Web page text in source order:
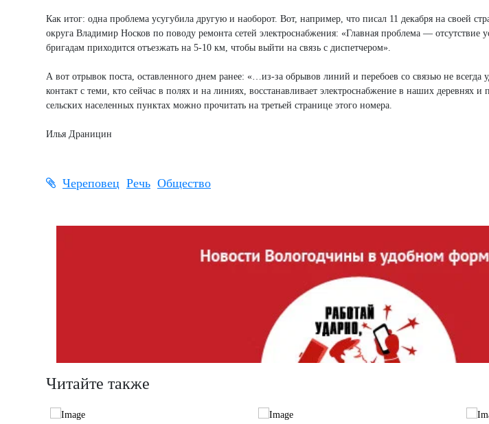
Как итог: одна проблема усугубила другую и наоборот. Вот, например, что писал 11 декабря на своей
округа Владимир Носков по поводу ремонта сетей электроснабжения: «Главная проблема — отсутствие
бригадам приходится отъезжать на 5-10 км, чтобы выйти на связь с диспетчером».
А вот отрывок поста, оставленного днем ранее: «…из-за обрывов линий и перебоев со связью не всегда
контакт с теми, кто сейчас в полях и на линиях, восстанавливает электроснабжение в наших деревнях и
сельских населенных пунктах можно прочитать на третьей странице этого номера.
Илья Драницин
Череповец Речь Общество
Читайте также